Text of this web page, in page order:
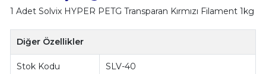
1 Adet Solvix HYPER PETG Transparan Kırmızı Filament 1kg
Diğer Özellikler
Stok Kodu SLV-40